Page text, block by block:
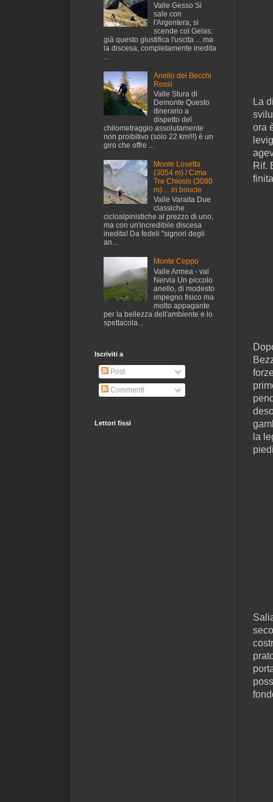
La
ora
Rif.
la
Valle Gesso Si
sale con
l'Argentera, si
scende col Gelas:
già questo giustifica l'uscita ... ma
la discesa, completamente inedita
...
Anello dei Becchi
Rossi
Valle Stura di
Demonte Questo
itinerario a
dispetto del
chilometraggio assolutamente
non proibitivo (solo 22 km!!!) è un
giro che offre ...
Monte Losetta
(3054 m) / Cima
Tre Chiosis (3080
m) ... in boucle
Valle Varaita Due
classiche
cicloalpinistiche al prezzo di uno,
ma con un'incredibile discesa
inedita! Da fedeli "signori degli
an...
Monte Ceppo
Valle Armea - val
Nervia Un piccolo
anello, di modesto
impegno fisico ma
molto appagante
per la bellezza dell'ambiente e lo
spettacola...
Iscriviti a
Post
Commenti
Lettori fissi